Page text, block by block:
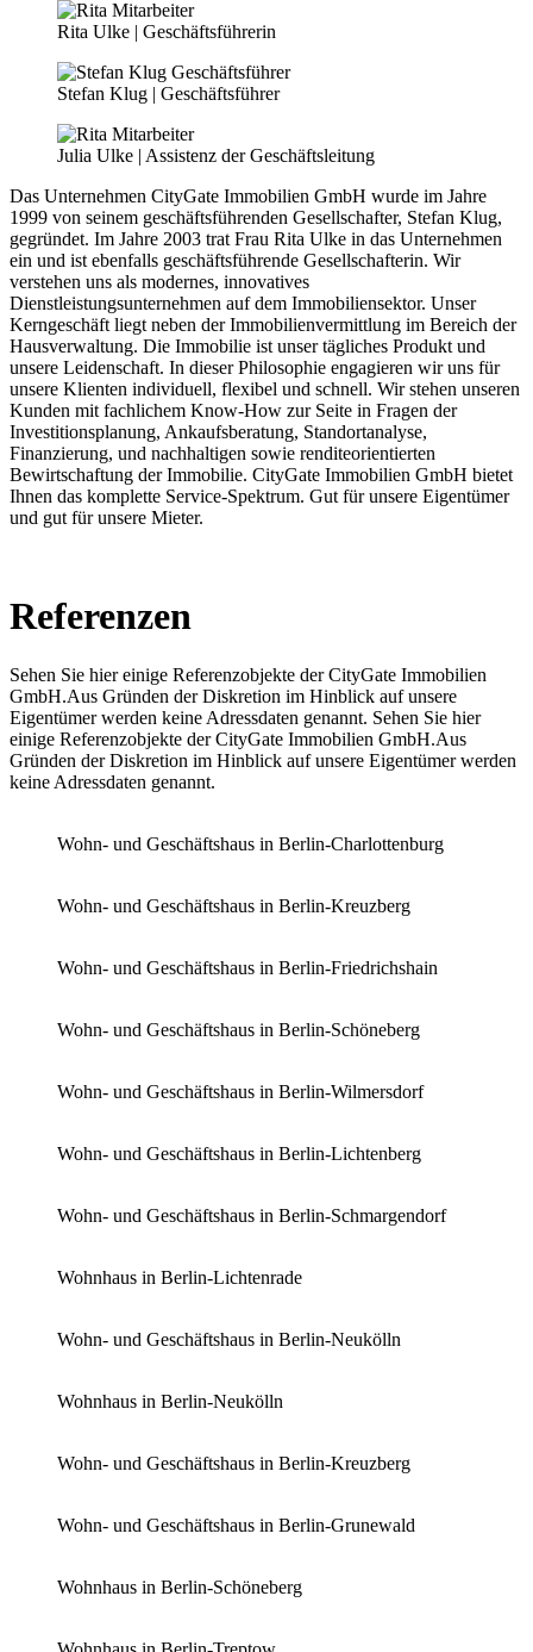
Rita Ulke | Geschäftsführerin
Stefan Klug | Geschäftsführer
Julia Ulke | Assistenz der Geschäftsleitung
Das Unternehmen CityGate Immobilien GmbH wurde im Jahre
1999 von seinem geschäftsführenden Gesellschafter, Stefan Klug,
gegründet. Im Jahre 2003 trat Frau Rita Ulke in das Unternehmen
ein und ist ebenfalls geschäftsführende Gesellschafterin. Wir
verstehen uns als modernes, innovatives
Dienstleistungsunternehmen auf dem Immobiliensektor. Unser
Kerngeschäft liegt neben der Immobilienvermittlung im Bereich der
Hausverwaltung. Die Immobilie ist unser tägliches Produkt und
unsere Leidenschaft. In dieser Philosophie engagieren wir uns für
unsere Klienten individuell, flexibel und schnell. Wir stehen unseren
Kunden mit fachlichem Know-How zur Seite in Fragen der
Investitionsplanung, Ankaufsberatung, Standortanalyse,
Finanzierung, und nachhaltigen sowie renditeorientierten
Bewirtschaftung der Immobilie. CityGate Immobilien GmbH bietet
Ihnen das komplette Service-Spektrum. Gut für unsere Eigentümer
und gut für unsere Mieter.
Referenzen
Sehen Sie hier einige Referenzobjekte der CityGate Immobilien
GmbH.Aus Gründen der Diskretion im Hinblick auf unsere
Eigentümer werden keine Adressdaten genannt. Sehen Sie hier
einige Referenzobjekte der CityGate Immobilien GmbH.Aus
Gründen der Diskretion im Hinblick auf unsere Eigentümer werden
keine Adressdaten genannt.
Wohn- und Geschäftshaus in Berlin-Charlottenburg
Wohn- und Geschäftshaus in Berlin-Kreuzberg
Wohn- und Geschäftshaus in Berlin-Friedrichshain
Wohn- und Geschäftshaus in Berlin-Schöneberg
Wohn- und Geschäftshaus in Berlin-Wilmersdorf
Wohn- und Geschäftshaus in Berlin-Lichtenberg
Wohn- und Geschäftshaus in Berlin-Schmargendorf
Wohnhaus in Berlin-Lichtenrade
Wohn- und Geschäftshaus in Berlin-Neukölln
Wohnhaus in Berlin-Neukölln
Wohn- und Geschäftshaus in Berlin-Kreuzberg
Wohn- und Geschäftshaus in Berlin-Grunewald
Wohnhaus in Berlin-Schöneberg